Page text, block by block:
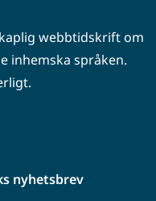
webbtidskrift om
inhemska språken.
nyhetsbrev